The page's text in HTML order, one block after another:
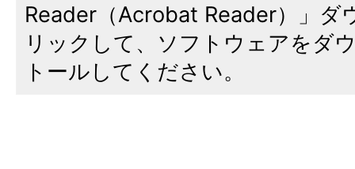
Reader（Acrobat Reader）」ダ
リックして、ソフトウェアをダ
トールしてください。